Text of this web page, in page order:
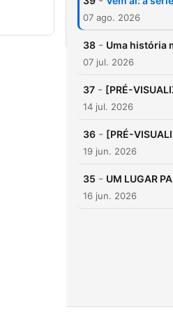
07 ago. 2026
38 - Uma história
07 jul. 2026
37 - [PRÉ-
14 jul. 2026
36 - [PRÉ-
19 jun. 2026
35 - UM LUGAR
16 jun. 2026